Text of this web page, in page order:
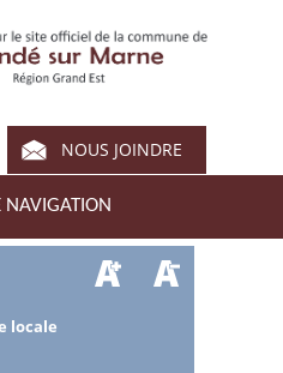
NOUS JOINDRE
NAVIGATION
locale